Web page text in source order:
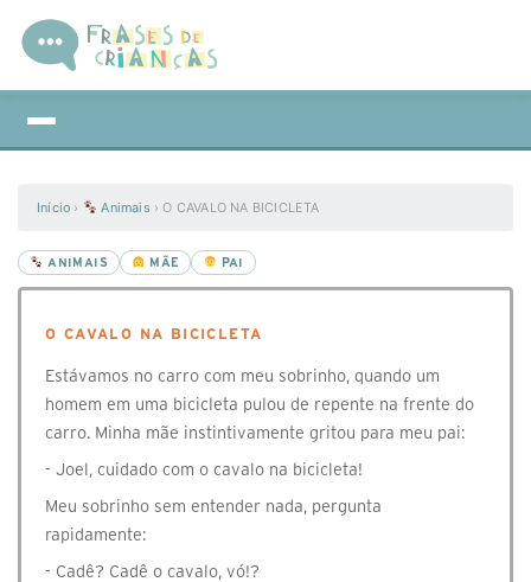
Início › Animais ›O CAVALO NA BICICLETA
ANIMAIS MÃE PAI
O CAVALO NA BICICLETA
Estávamos no carro com meu sobrinho, quando um
homem em uma bicicleta pulou de repente na frente do
carro. Minha mãe instintivamente gritou para meu pai:
- Joel, cuidado com o cavalo na bicicleta!
Meu sobrinho sem entender nada, pergunta
rapidamente:
- Cadê? Cadê o cavalo, vó!?